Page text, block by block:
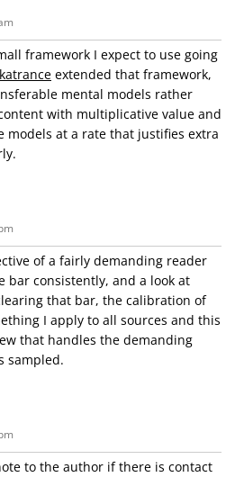
framework I expect to use going
extended that framework,
mental models rather
with multiplicative value and
models at a rate that justifies extra
of a fairly demanding reader
bar consistently, and a look at
that bar, the calibration of
I apply to all sources and this
that handles the demanding
sampled.
to the author if there is contact